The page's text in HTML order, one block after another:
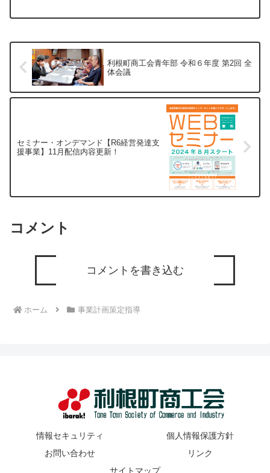
利根町商工会青年部 令和６年度 第2回 全
体会議
セミナー・オンデマンド【R6経営発達支
援事業】11月配信内容更新！
コメント
コメントを書き込む
ホーム 事業計画策定指導
情報セキュリティ
個人情報保護方針
お問い合わせ
リンク
サイトマップ